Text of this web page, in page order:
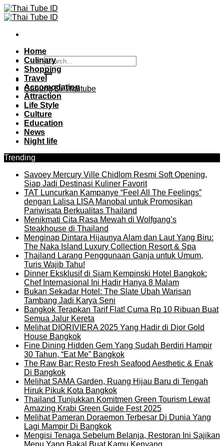
Skip
to
Gabung Di Thaitube
Home
Culinary
Shopping
Travel
Accomodation
Attraction
Life Style
Culture
Education
News
Night life
Trending
Savoey Mercury Ville Chidlom Resmi Soft Opening,
Siap Jadi Destinasi Kuliner Favorit
TAT Luncurkan Kampanye “Feel All The Feelings”
dengan Lalisa LISA Manobal untuk Promosikan
Pariwisata Berkualitas Thailand
Menikmati Cita Rasa Mewah di Wolfgang’s
Steakhouse di Thailand
Menginap Dintara Hijaunya Alam dan Laut Yang Biru:
The Naka Island Luxury Collection Resort & Spa
Thailand Larang Penggunaan Ganja untuk Umum,
Turis Wajib Tahu!
Dinner Eksklusif di Siam Kempinski Hotel Bangkok:
Chef Internasional Ini Hadir Hanya 8 Malam
Bukan Sekadar Hotel: The Slate Ubah Warisan
Tambang Jadi Karya Seni
Bangkok Terapkan Tarif Flat! Cuma Rp 10 Ribuan Buat
Semua Jalur Kereta
Melihat DIORIVIERA 2025 Yang Hadir di Dior Gold
House Bangkok
Fine Dining Hidden Gem Yang Sudah Berdiri Hampir
30 Tahun, “Eat Me” Bangkok
The Raw Bar: Resto Fresh Seafood Aesthetic & Enak
Di Bangkok
Melihat SAMA Garden, Ruang Hijau Baru di Tengah
Hiruk Pikuk Kota Bangkok
Thailand Tunjukkan Komitmen Green Tourism Lewat
Amazing Krabi Green Guide Fest 2025
Melihat Pameran Doraemon Terbesar Di Dunia Yang
Lagi Mampir Di Bangkok
Mengisi Tenaga Sebelum Belanja, Restoran Ini Sajikan
Menu Yang Bakal Buat Kamu Kenyang